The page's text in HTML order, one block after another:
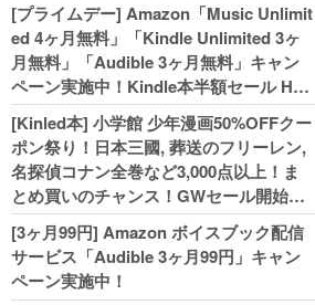
[プライムデー] Amazon「Music Unlimit
ed 4ヶ月無料」「Kindle Unlimited 3ヶ
月無料」「Audible 3ヶ月無料」キャン
ペーン実施中！Kindle本半額セール HU
NTER×HUNTERなど集英社、無職転生,
幼女戦記などKADOKAWA、キャプテン
翼100円セールも！
[Kinled本] 小学館 少年漫画50%OFFクー
ポン祭り！日本三國, 葬送のフリーレン,
名探偵コナン全巻など3,000点以上！ま
とめ買いのチャンス！GWセール開始！
人気コミック多数 カドカワ祭やIT関連本
がセールに！
[3ヶ月99円] Amazon ボイスブック配信
サービス「Audible 3ヶ月99円」キャン
ペーン実施中！